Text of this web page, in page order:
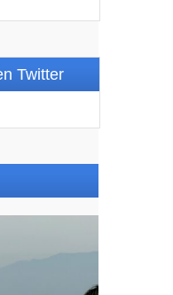
Twitter